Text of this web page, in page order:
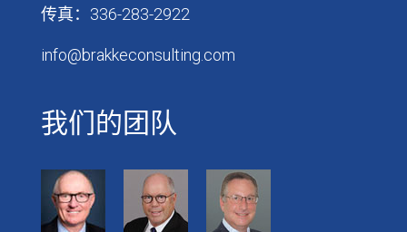
传真：336-283-2922
info@brakkeconsulting.com
我们的团队